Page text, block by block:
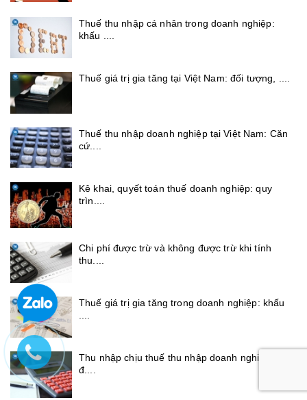
Thuế thu nhập cá nhân trong doanh nghiệp:
khấu ....
Thuế giá trị gia tăng tại Việt Nam: đối tượng, ....
Thuế thu nhập doanh nghiệp tại Việt Nam: Căn
cứ....
Kê khai, quyết toán thuế doanh nghiệp: quy
trìn....
Chi phí được trừ và không được trừ khi tính
thu....
Thuế giá trị gia tăng trong doanh nghiệp: khấu
....
Thu nhập chịu thuế thu nhập doanh nghiệp: Xác
đ....